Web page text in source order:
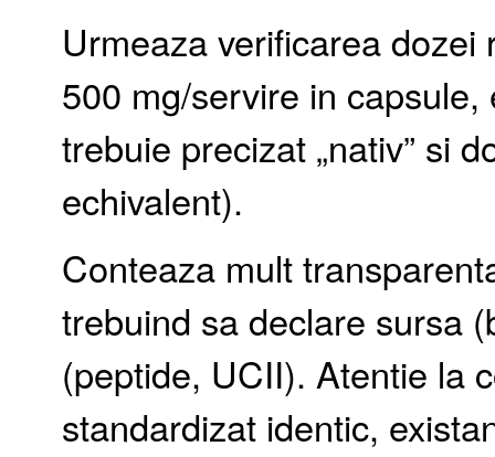
Urmeaza verificarea
500 mg/servire in
trebuie precizat „nativ” si
echivalent).
Conteaza mult
trebuind sa declare sursa
(peptide, UCII). Atentie la
standardizat identic,